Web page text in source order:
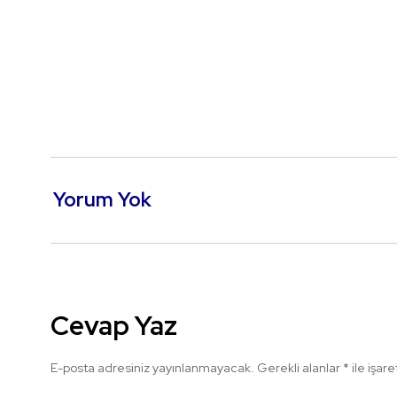
Yorum Yok
Cevap Yaz
E-posta adresiniz yayınlanmayacak. Gerekli alanlar * ile